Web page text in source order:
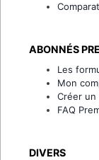
ABONNÉS
Les
Mon
Créer un
FAQ
DIVERS